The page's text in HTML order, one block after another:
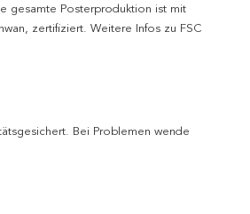
gesamte Posterproduktion ist mit
zertifiziert. Weitere Infos zu FSC
Bei Problemen wende